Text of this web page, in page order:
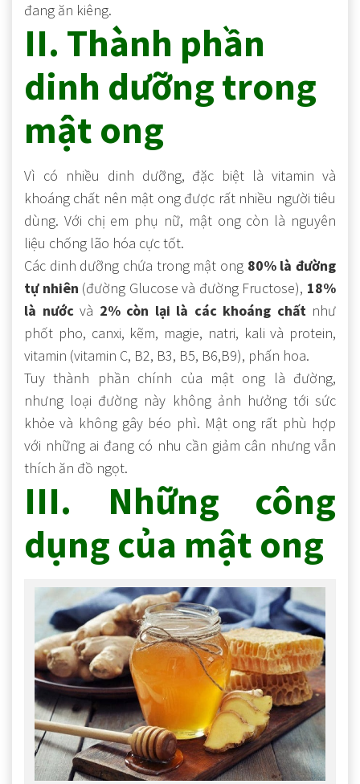
đang ăn kiêng.
II. Thành phần
dinh dưỡng trong
mật ong
Vì có nhiều dinh dưỡng, đặc biệt là vitamin và
khoáng chất nên mật ong được rất nhiều người tiêu
dùng. Với chị em phụ nữ, mật ong còn là nguyên
liệu chống lão hóa cực tốt.
Các dinh dưỡng chứa trong mật ong 80% là đường
tự nhiên (đường Glucose và đường Fructose), 18%
là nướcvà 2% còn lại là các khoáng chấtnhư
phốt pho, canxi, kẽm, magie, natri, kali và protein,
vitamin (vitamin C, B2, B3, B5, B6,B9), phấn hoa.
Tuy thành phần chính của mật ong là đường,
nhưng loại đường này không ảnh hưởng tới sức
khỏe và không gây béo phì. Mật ong rất phù hợp
với những ai đang có nhu cần giảm cân nhưng vẫn
thích ăn đồ ngọt.
III. Những công
dụng của mật ong